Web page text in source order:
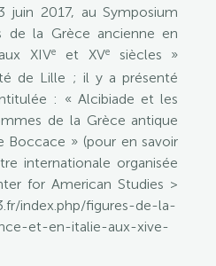
juin 2017, au Symposium
de la Grèce ancienne en
XIVeet XVesiècles »
de Lille ; il y a présenté
: « Alcibiade et les
de la Grèce antique
Boccace » (pour en savoir
internationale organisée
for American Studies >
index.php/figures-de-la-
et-en-italie-aux-xive-